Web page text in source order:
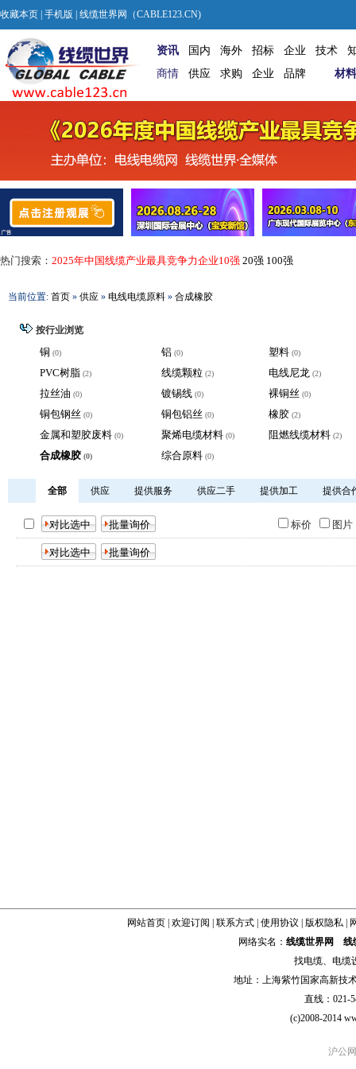
收藏本页 手机版 | 线缆世界网（CABLE123.CN)
资讯 国内 海外 招标 企业 技术
商情
供应 求购 企业 品牌 材料
热门搜索： 2025年中国线缆产业最具竞争力企业10强 20强 100强
当前位置: 首页 » 供应 » 电线电缆原料 » 合成橡胶
按行业浏览
铜 (0) 铝 (0) 塑料 (0)
PVC树脂 (2) 线缆颗粒 (2) 电线尼龙 (2)
拉丝油 (0) 镀锡线 (0) 裸铜丝 (0)
铜包钢丝 (0) 铜包铝丝 (0) 橡胶 (2)
金属和塑胶废料 (0) 聚烯电缆材料 (0) 阻燃线缆材料 (2)
合成橡胶 (0) 综合原料 (0)
全部 供应 提供服务 供应二手 提供加工 提供合
标价 图
网站首页| 欢迎订阅 联系方式| 使用协议 版权隐私|
网络实名： 线缆世界网
线
找电缆、 电缆
地址：上海紫竹国家高新技
直线：021-
(c)2008-2014
沪公